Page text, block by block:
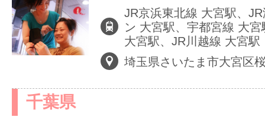
掲載のお問
JR京浜東北線 大宮駅、
ン 大宮駅、宇都宮線 大
大宮駅、JR川越線 大宮駅
埼玉県さいたま市大宮区
千葉県